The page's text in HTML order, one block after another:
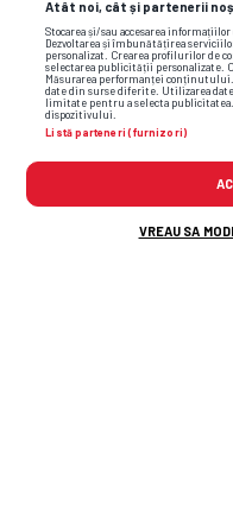
Atât noi, cât și partenerii
Stocarea și/sau accesarea
Dezvoltarea și îmbunătățirea
personalizat. Crearea profilurilor de
selectarea publicității personalizate.
Măsurarea performanței
date din surse diferite. Utilizarea
limitate pentru a selecta publicitatea.
dispozitivului.
Listă parteneri (furnizori)
VREAU SA